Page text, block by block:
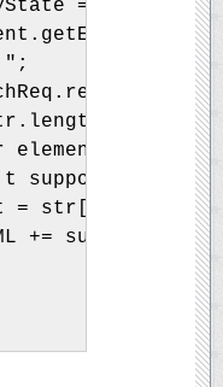
== 4) {
– 1;
string.  This
str[i];
suggest;